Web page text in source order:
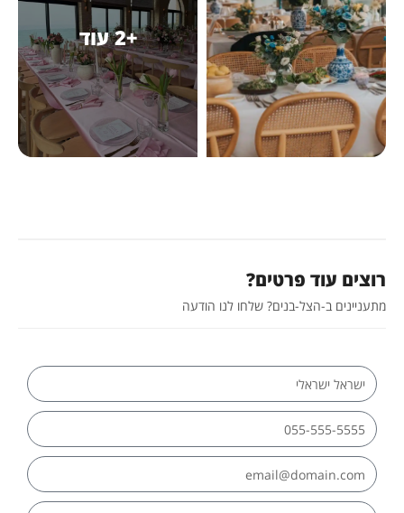
+2 עוד
רוצים עוד פרטים?
מתעניינים ב-הצל-בנים? שלחו לנו הודעה